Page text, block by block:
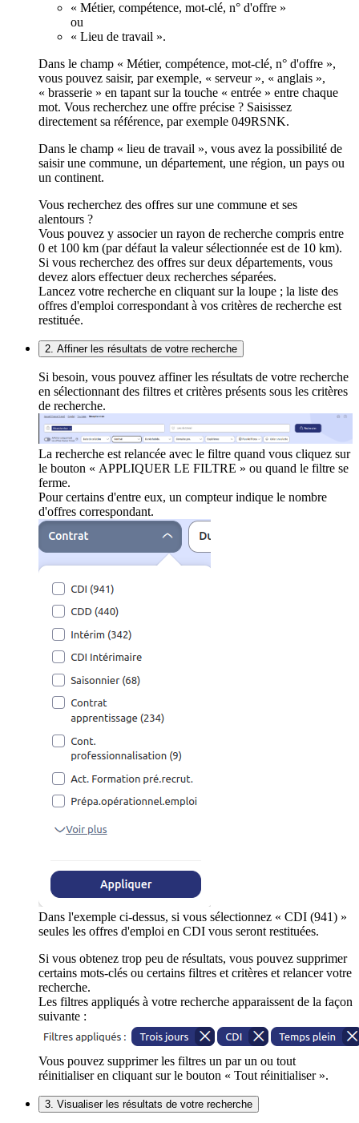
« Métier, compétence, mot-clé, n° d'offre »
ou
« Lieu de travail ».
Dans le champ « Métier, compétence, mot-clé, n° d'offre »,
vous pouvez saisir, par exemple, « serveur », « anglais »,
« brasserie » en tapant sur la touche « entrée » entre chaque
mot. Vous recherchez une offre précise ? Saisissez
directement sa référence, par exemple 049RSNK.
Dans le champ « lieu de travail », vous avez la possibilité de
saisir une commune, un département, une région, un pays ou
un continent.
Vous recherchez des offres sur une commune et ses
alentours ?
Vous pouvez y associer un rayon de recherche compris entre
0 et 100 km (par défaut la valeur sélectionnée est de 10 km).
Si vous recherchez des offres sur deux départements, vous
devez alors effectuer deux recherches séparées.
Lancez votre recherche en cliquant sur la loupe ; la liste des
offres d'emploi correspondant à vos critères de recherche est
restituée.
2. Affiner les résultats de votre recherche
Si besoin, vous pouvez affiner les résultats de votre recherche
en sélectionnant des filtres et critères présents sous les critères
de recherche.
La recherche est relancée avec le filtre quand vous cliquez sur
le bouton « APPLIQUER LE FILTRE » ou quand le filtre se
ferme.
Pour certains d'entre eux, un compteur indique le nombre
d'offres correspondant.
Dans l'exemple ci-dessus, si vous sélectionnez « CDI (941) »
seules les offres d'emploi en CDI vous seront restituées.
Si vous obtenez trop peu de résultats, vous pouvez supprimer
certains mots-clés ou certains filtres et critères et relancer votre
recherche.
Les filtres appliqués à votre recherche apparaissent de la façon
suivante :
Vous pouvez supprimer les filtres un par un ou tout
réinitialiser en cliquant sur le bouton « Tout réinitialiser ».
3. Visualiser les résultats de votre recherche